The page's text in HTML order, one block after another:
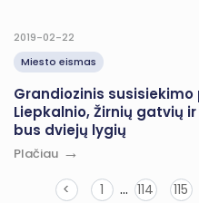
2019-02-22
Miesto eismas
Grandiozinis
Liepkalnio, Žirnių gatvių
bus dviejų lygių
Plačiau
< 1 … 114 115